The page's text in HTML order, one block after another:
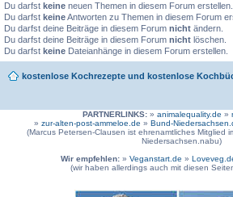
Du darfst keine neuen Themen in diesem Forum erstellen.
Du darfst keineAntworten zu Themen in diesem Forum
Du darfst deine Beiträge in diesem Forum nicht ändern.
Du darfst deine Beiträge in diesem Forum nicht löschen.
Du darfst keine Dateianhänge in diesem Forum erstellen.
kostenlose Kochrezepte und kostenlose
PARTNERLINKS:» animalequality.de »
» zur-alten-post-ammeloe.de » Bund-
(Marcus Petersen-Clausen ist ehrenamtliches Mitglied
Niedersachsen.nabu)
Wir empfehlen: » Veganstart.de »
(wir haben allerdings auch mit diesen